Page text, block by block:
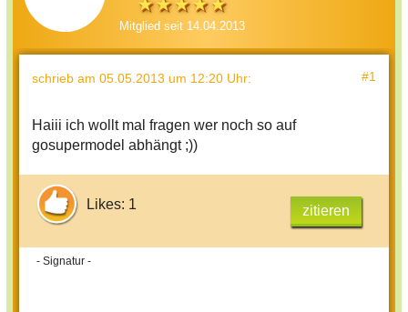
Mitglied seit 14.04.2013
schrieb am 05.05.2013 um 12:20 Uhr: #1
Haiii ich wollt mal fragen wer noch so auf
gosupermodel abhängt ;))
Likes: 1 zitieren
- Signatur -